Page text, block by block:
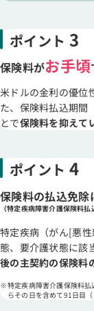
ポイント 3
保険料がお手頃
米ドルの金利の優位
た、保険料払込期間
とで保険料を抑えて
ポイント 4
保険料の払込免除
（特定疾病障害介護保険料
特定疾病（がん[悪
態、要介護状態に該
後の主契約の保険料
特定疾病障害介護保険料
らその日を含めて91日目